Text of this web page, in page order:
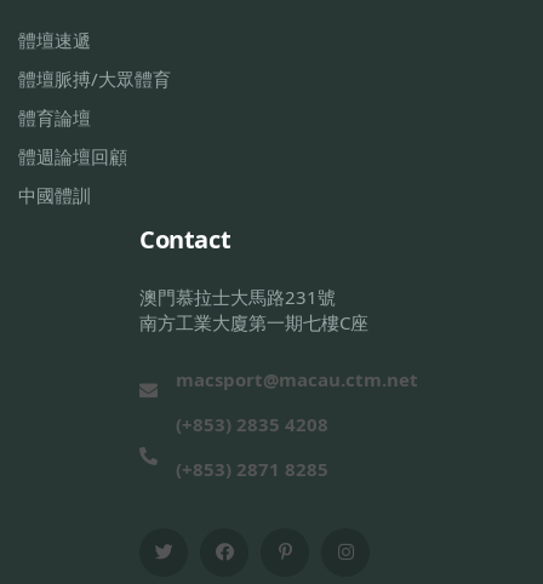
體壇速遞
體壇脈搏/大眾體育
體育論壇
體週論壇回顧
中國體訓
Contact
澳門慕拉士大馬路231號
南方工業大廈第一期七樓C座
macsport@macau.ctm.net
(+853) 2835 4208
(+853) 2871 8285